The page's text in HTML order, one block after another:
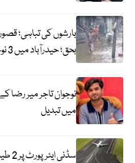
بحق؛ حیدرآباد میں 3 نوجوان ڈوب گئے
نوجوان تاجر میر رضا
میں تبدیل